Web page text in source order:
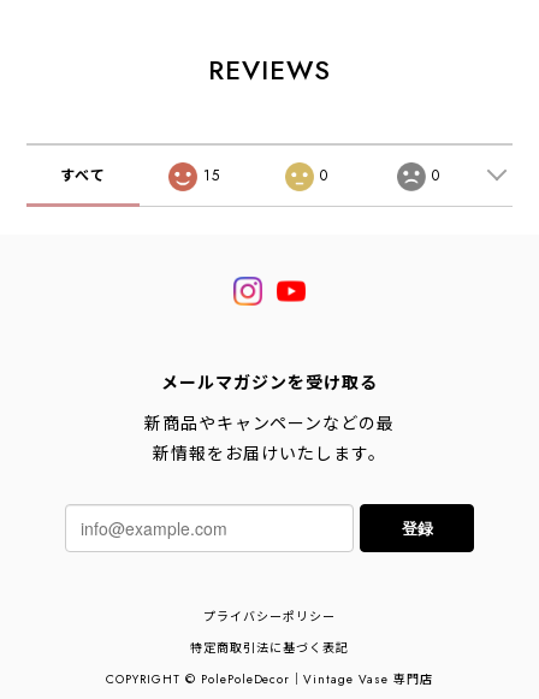
REVIEWS
すべて 15 0 0
メールマガジンを受け取る
新商品やキャンペーンなどの最
新情報をお届けいたします。
登録
プライバシーポリシー
特定商取引法に基づく表記
COPYRIGHT © PolePoleDecor｜Vintage Vase 専門店